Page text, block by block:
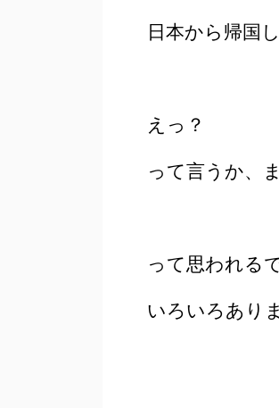
日本から帰国
えっ？
って言うか、
って思われる
いろいろあり